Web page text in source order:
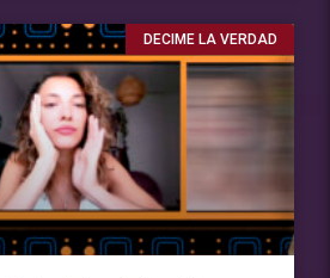
DECIME LA VERDAD